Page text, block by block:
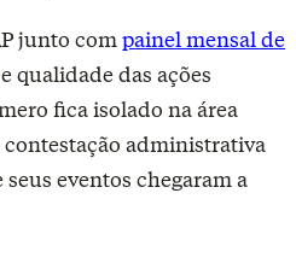
junto compainel mensal de
qualidade das ações
fica isolado na área
administrativa
eventos chegaram a